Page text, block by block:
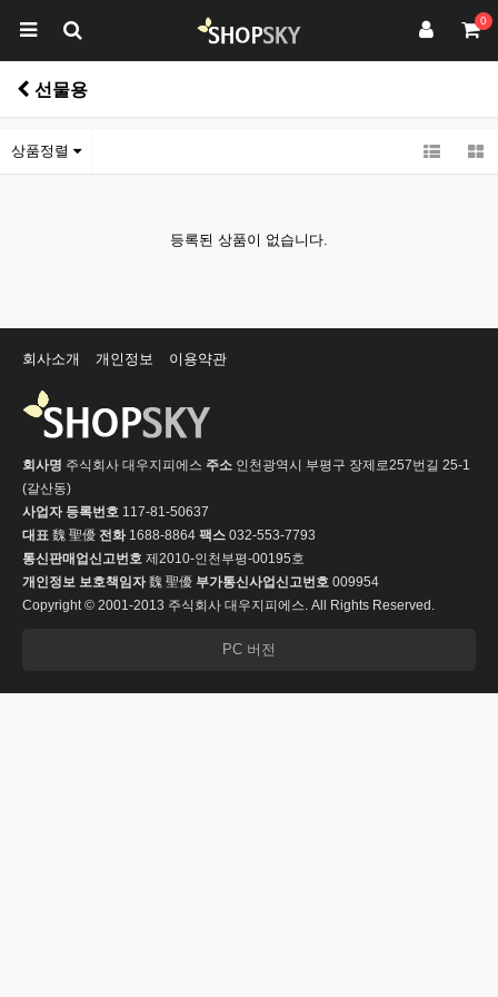
0
선물용
상품정렬
등록된 상품이 없습니다.
회사소개 개인정보 이용약관
회사명 주식회사 대우지피에스 주소 인천광역시 부평구 장제로257번길 25-1
(갈산동)
사업자 등록번호 117-81-50637
대표 魏 聖優 전화1688-8864 팩스 032-553-7793
통신판매업신고번호 제2010-인천부평-00195호
개인정보 보호책임자魏 聖優 부가통신사업신고번호 009954
Copyright © 2001-2013 주식회사 대우지피에스. All Rights Reserved.
PC 버전